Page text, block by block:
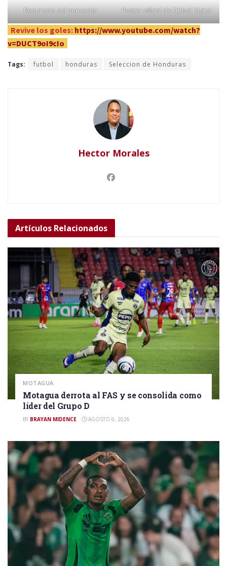
Resultado del marcador Poster oficial de Fútbol Digital
Revive los goles: https://www.youtube.com/watch?
v=DUCT9oI9cIo
Tags: futbol honduras Seleccion de Honduras
Hector Morales
Artículos Relacionados
MOTAGUA
Motagua derrota al FAS y se consolida como
líder del Grupo D
BY BRAYAN MIDENCE AGOSTO 6, 2026